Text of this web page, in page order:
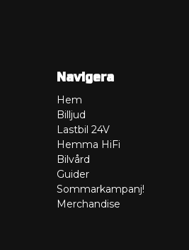
Navigera
Hem
Billjud
Lastbil 24V
Hemma HiFi
Bilvård
Guider
Sommarkampanj!
Merchandise